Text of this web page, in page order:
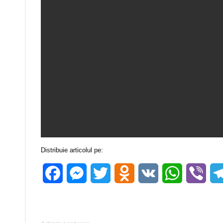
Distribuie articolul pe:
FacebookMessenger
Twitter Odnoklassniki
VK WhatsApp
Viber